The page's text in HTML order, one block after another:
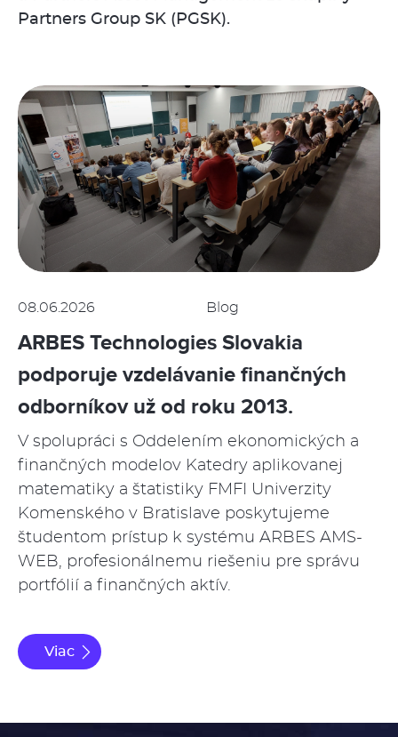
Partners Group SK (PGSK).
08.06.2026 Blog
ARBES Technologies Slovakia
podporuje vzdelávanie finančných
odborníkov už od roku 2013.
V spolupráci s Oddelením ekonomických a
finančných modelov Katedry aplikovanej
matematiky a štatistiky FMFI Univerzity
Komenského v Bratislave poskytujeme
študentom prístup k systému ARBES AMS-
WEB, profesionálnemu riešeniu pre správu
portfólií a finančných aktív.
Viac